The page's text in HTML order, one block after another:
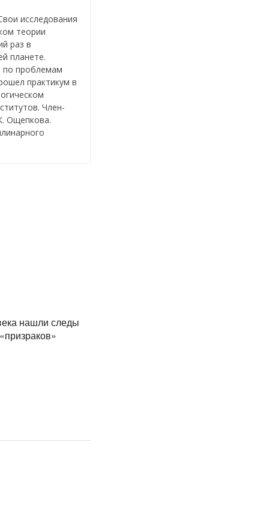
исследования
теории
раз в
планете.
по проблемам
практикум в
Член-
Ощепкова.
нашли следы